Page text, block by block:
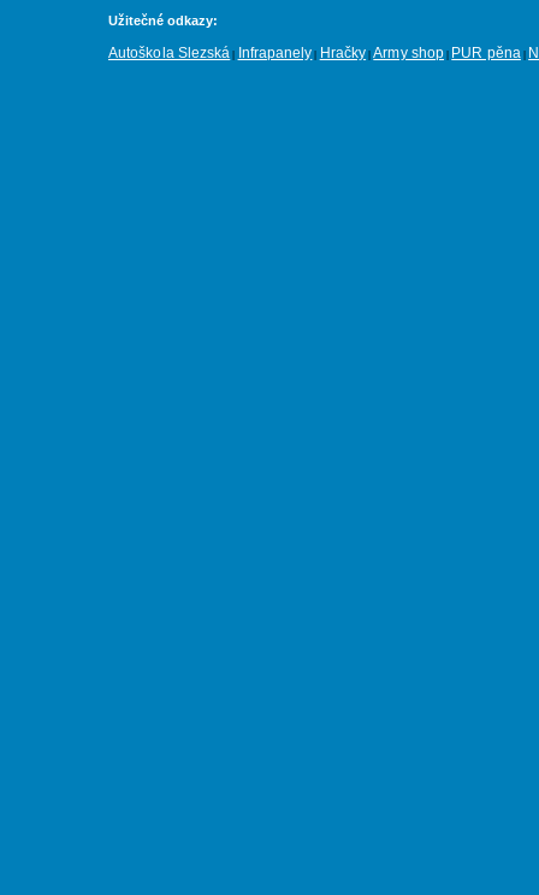
Užitečné odkazy:
Autoškola Slezská Infrapanely Hračky |Army shop PUR pěna|